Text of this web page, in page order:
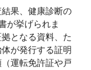
果、健康診断の
が挙げられま
となる資料、た
が発行する証明
運転免許証や戸